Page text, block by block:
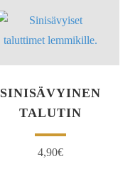
SINISÄVYINEN
TALUTIN
4,90€